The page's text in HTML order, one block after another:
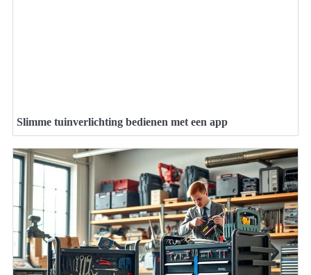
Slimme tuinverlichting bedienen met een app